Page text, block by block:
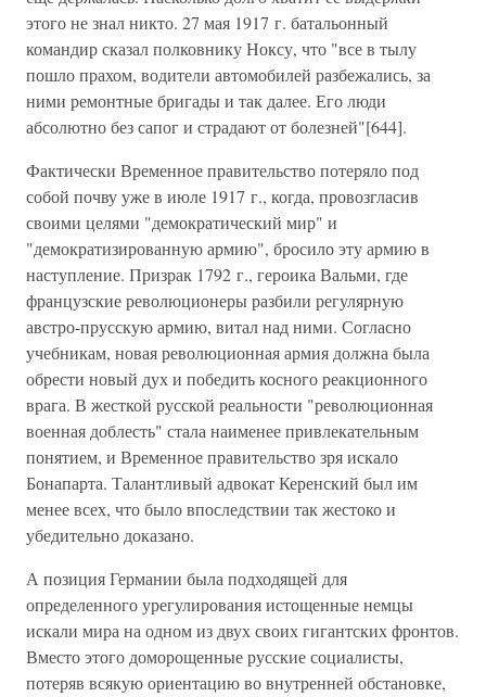
этого не знал никто. 27 мая 1917 г. батальонный
командир сказал полковнику Ноксу, что "все в тылу
пошло прахом, водители автомобилей разбежались, за
ними ремонтные бригады и так далее. Его люди
абсолютно без сапог и страдают от болезней"[644].
Фактически Временное правительство потеряло под
собой почву уже в июле 1917 г., когда, провозгласив
своими целями "демократический мир" и
"демократизированную армию", бросило эту армию в
наступление. Призрак 1792 г., героика Вальми, где
французские революционеры разбили регулярную
австро-прусскую армию, витал над ними. Согласно
учебникам, новая революционная армия должна была
обрести новый дух и победить косного реакционного
врага. В жесткой русской реальности "революционная
военная доблесть" стала наименее привлекательным
понятием, и Временное правительство зря искало
Бонапарта. Талантливый адвокат Керенский был им
менее всех, что было впоследствии так жестоко и
убедительно доказано.
А позиция Германии была подходящей для
определенного урегулирования истощенные немцы
искали мира на одном из двух своих гигантских фронтов.
Вместо этого доморощенные русские социалисты,
потеряв всякую ориентацию во внутренней обстановке,